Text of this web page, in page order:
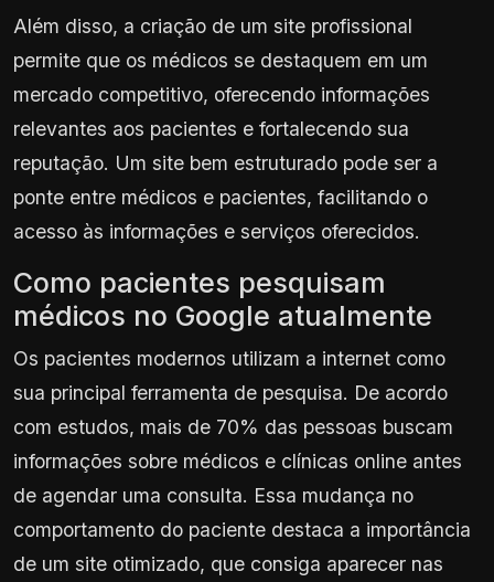
Além disso, a criação de um site profissional
permite que os médicos se destaquem em um
mercado competitivo, oferecendo informações
relevantes aos pacientes e fortalecendo sua
reputação. Um site bem estruturado pode ser a
ponte entre médicos e pacientes, facilitando o
acesso às informações e serviços oferecidos.
Como pacientes pesquisam
médicos no Google atualmente
Os pacientes modernos utilizam a internet como
sua principal ferramenta de pesquisa. De acordo
com estudos, mais de 70% das pessoas buscam
informações sobre médicos e clínicas online antes
de agendar uma consulta. Essa mudança no
comportamento do paciente destaca a importância
de um site otimizado, que consiga aparecer nas